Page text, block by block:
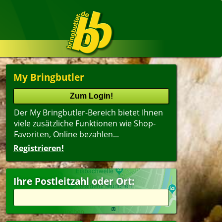
My Bringbutler
Der My Bringbutler-Bereich bietet Ihnen
viele zusätzliche Funktionen wie Shop-
Favoriten, Online bezahlen...
Registrieren!
Ihre Postleitzahl oder Ort:
(ältester Shop zuerst)
Tagesangebote
Kindergerichte